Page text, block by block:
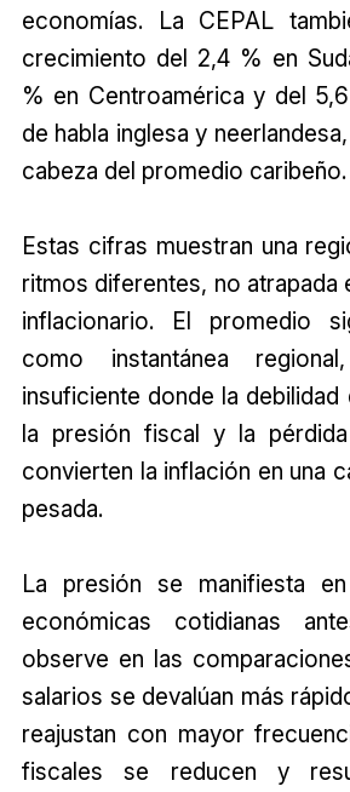
economías. La CEPAL
crecimiento del 2,4 % en
% en Centroamérica y del
de habla inglesa y
cabeza del promedio caribeño.
Estas cifras muestran una
ritmos diferentes, no atrapada
inflacionario. El promedio
como instantánea
insuficiente donde la debilidad
la presión fiscal y la
convierten la inflación en una
pesada.
La presión se manifiesta
económicas cotidianas
observe en las
salarios se devalúan más
reajustan con mayor
fiscales se reducen y